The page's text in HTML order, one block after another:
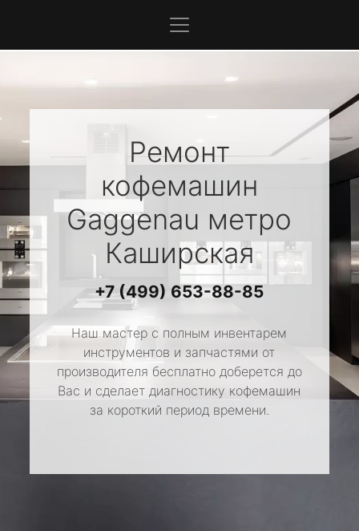
Ремонт
кофемашин
Gaggenau метро
Каширская
+7 (499) 653-88-85
Наш мастер с полным инвентарем
инструментов и запчастями от
производителя бесплатно доберется до
Вас и сделает диагностику кофемашин
за короткий период времени.